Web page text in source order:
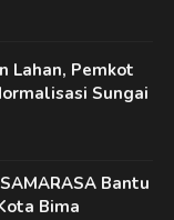
Lahan, Pemkot
Sungai
Bantu
Bima